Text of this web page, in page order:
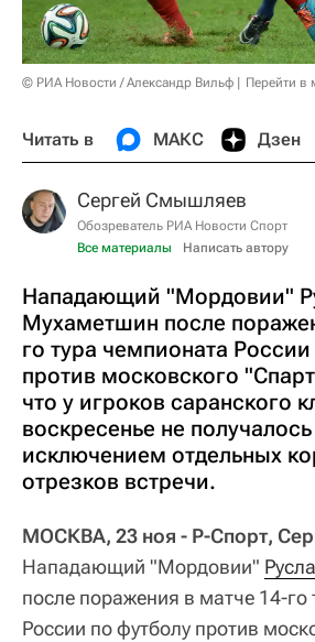
© РИА Новости / Александр Вильф Перейти в
Читать в МАКС Дзен
Сергей Смышляев
Обозреватель РИА Новости Спорт
Все материалы
Написать автору
Нападающий "Мордовии"
Мухаметшин после
го тура чемпионата
против московского
что у игроков саранского
воскресенье не
исключением отдельных
отрезков встречи.
МОСКВА, 23 ноя - Р-Спорт,
Нападающий "Мордовии"
после поражения в матче 14-го
России по футболу против